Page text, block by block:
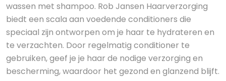
wassen met shampoo. Rob Jansen Haarverzorging
biedt een scala aan voedende conditioners die
speciaal zijn ontworpen om je haar te hydrateren en
te verzachten. Door regelmatig conditioner te
gebruiken, geef je je haar de nodige verzorging en
bescherming, waardoor het gezond en glanzend blijft.